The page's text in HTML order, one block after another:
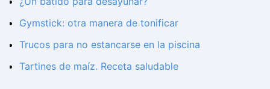
Gymstick: otra manera de tonificar
Trucos para no estancarse en la piscina
Tartines de maíz. Receta saludable